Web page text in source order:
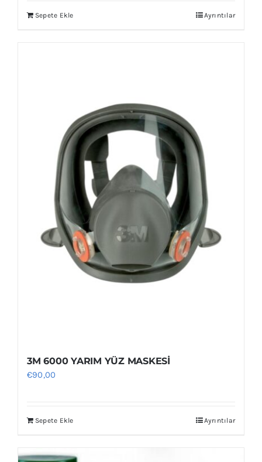
Sepete Ekle Ayrıntılar
3M 6000 YARIM YÜZ MASKESİ
€90,00
Sepete Ekle Ayrıntılar